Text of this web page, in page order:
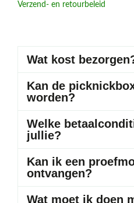
Verzend- en retourbeleid
Wat kost
Kan de
worden?
Welke
jullie?
Kan ik een
ontvangen?
Wat moet ik doen